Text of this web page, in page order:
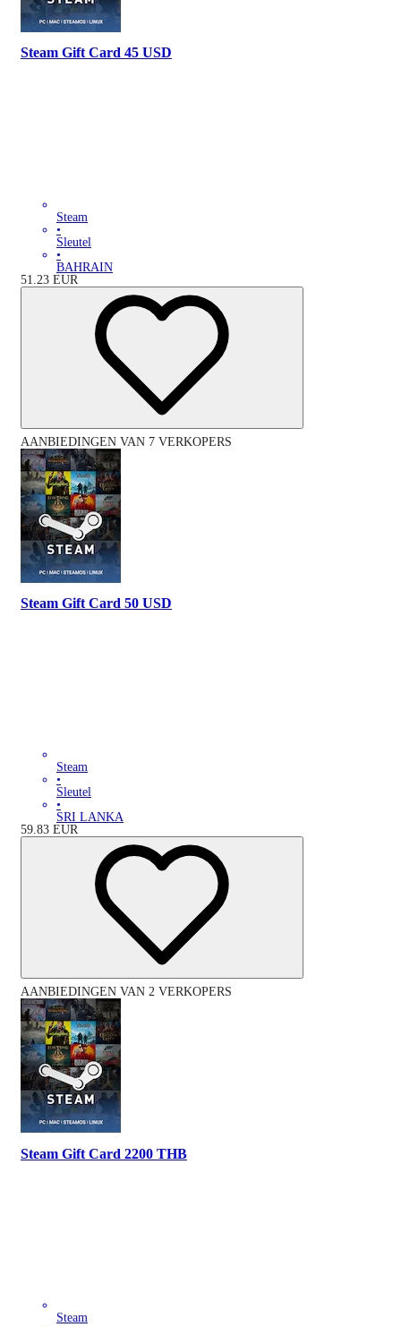
Steam Gift Card 45 USD
Steam
•
Sleutel
•
BAHRAIN
51.23 EUR
AANBIEDINGEN VAN 7 VERKOPERS
Steam Gift Card 50 USD
Steam
•
Sleutel
•
SRI LANKA
59.83 EUR
AANBIEDINGEN VAN 2 VERKOPERS
Steam Gift Card 2200 THB
Steam